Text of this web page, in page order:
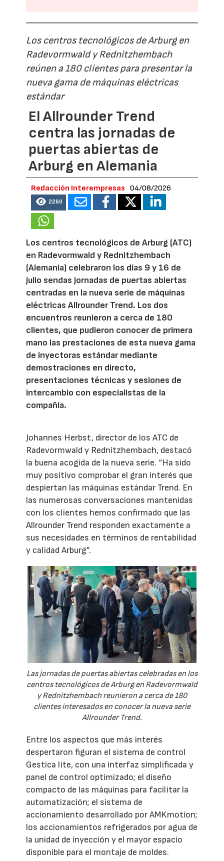
Los centros tecnológicos de Arburg en
Radevormwald y Rednitzhembach
reúnen a 180 clientes para presentar la
nueva gama de máquinas eléctricas
estándar
El Allrounder Trend
centra las jornadas de
puertas abiertas de
Arburg en Alemania
Redacción Interempresas 04/08/2026
2260
Los centros tecnológicos de Arburg (ATC)
en Radevormwald y Rednitzhembach
(Alemania) celebraron los días 9 y 16 de
julio sendas jornadas de puertas abiertas
centradas en la nueva serie de máquinas
eléctricas Allrounder Trend. Los dos
encuentros reunieron a cerca de 180
clientes, que pudieron conocer de primera
mano las prestaciones de esta nueva gama
de inyectoras estándar mediante
demostraciones en directo,
presentaciones técnicas y sesiones de
intercambio con especialistas de la
compañía.
Johannes Herbst, director de los ATC de
Radevormwald y Rednitzhembach, destacó
la buena acogida de la nueva serie. “Ha sido
muy positivo comprobar el gran interés que
despiertan las máquinas estándar Trend. En
las numerosas conversaciones mantenidas
con los clientes hemos confirmado que las
Allrounder Trend responden exactamente a
sus necesidades en términos de rentabilidad
y calidad Arburg”.
Las jornadas de puertas abiertas celebradas en los
centros tecnológicos de Arburg en Radevormwald
y Rednitzhembach reunieron a cerca de 180
clientes interesados en conocer la nueva serie
Allrounder Trend.
Entre los aspectos que más interés
despertaron figuran el sistema de control
Gestica lite, con una interfaz simplificada y
panel de control optimizado; el diseño
compacto de las máquinas para facilitar la
automatización; el sistema de
accionamiento desarrollado por AMKmotion;
los accionamientos refrigerados por agua de
la unidad de inyección y el mayor espacio
disponible para el montaje de moldes.